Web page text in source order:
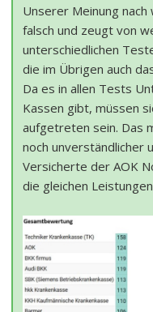
Unserer Meinung
falsch und zeugt von
unterschiedlichen
die im Übrigen auch
Da es in allen Tests
Kassen gibt, müssen
aufgetreten sein. Das
noch unverständlicher
Versicherte der AOK
die gleichen